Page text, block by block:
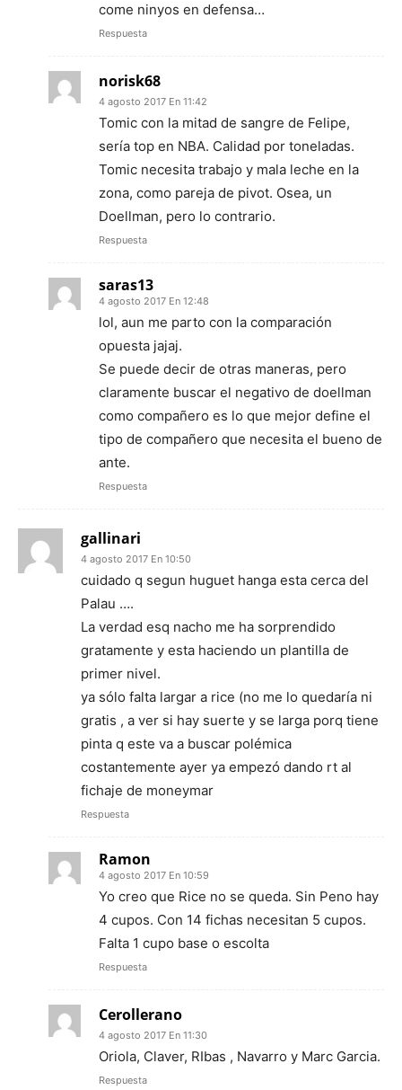
come ninyos en defensa…
Respuesta
norisk68
4 agosto 2017 En 11:42
Tomic con la mitad de sangre de Felipe,
sería top en NBA. Calidad por toneladas.
Tomic necesita trabajo y mala leche en la
zona, como pareja de pivot. Osea, un
Doellman, pero lo contrario.
Respuesta
saras13
4 agosto 2017 En 12:48
lol, aun me parto con la comparación
opuesta jajaj.
Se puede decir de otras maneras, pero
claramente buscar el negativo de doellman
como compañero es lo que mejor define el
tipo de compañero que necesita el bueno de
ante.
Respuesta
gallinari
4 agosto 2017 En 10:50
cuidado q segun huguet hanga esta cerca del
Palau ….
La verdad esq nacho me ha sorprendido
gratamente y esta haciendo un plantilla de
primer nivel.
ya sólo falta largar a rice (no me lo quedaría ni
gratis , a ver si hay suerte y se larga porq tiene
pinta q este va a buscar polémica
costantemente ayer ya empezó dando rt al
fichaje de moneymar
Respuesta
Ramon
4 agosto 2017 En 10:59
Yo creo que Rice no se queda. Sin Peno hay
4 cupos. Con 14 fichas necesitan 5 cupos.
Falta 1 cupo base o escolta
Respuesta
Cerollerano
4 agosto 2017 En 11:30
Oriola, Claver, RIbas , Navarro y Marc Garcia.
Respuesta